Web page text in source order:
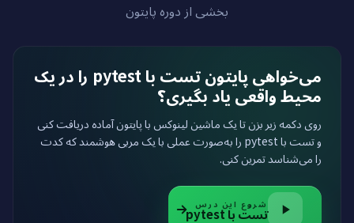
بخشی از دوره پایتون
می‌خواهی پایتون تست با pytest را در یک
محیط واقعی یاد بگیری؟
روی دکمه زیر بزن تا یک ماشین لینوکس با پایتون آماده دریافت کنی
و تست با pytest را به‌صورت عملی با یک مربی هوشمند که کدت
را می‌شناسد تمرین کنی.
شروع این درس
تست با pytest